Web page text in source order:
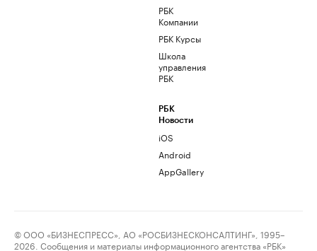
РБК
Компании
РБК Курсы
Школа
управления
РБК
РБК
Новости
iOS
Android
AppGallery
© ООО «БИЗНЕСПРЕСС», АО «РОСБИЗНЕСКОНСАЛТИНГ», 1995–
2026. Сообщения и материалы информационного агентства «РБК»